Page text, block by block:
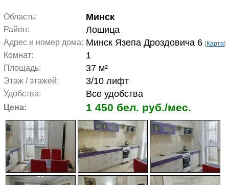
Область: Минск
Район: Лошица
Адрес и номер дома: Минск Язепа Дроздовича 6 [Карта]
Комнат: 1
Площадь: 37 м²
Этаж / этажей: 3/10 лифт
Удобства: Все удобства
Цена: 1 450 бел. руб./мес.